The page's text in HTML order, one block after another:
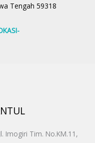
Tengah 59318
Imogiri Tim. No.KM.11,